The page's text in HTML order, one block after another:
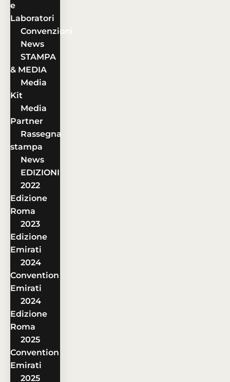
e
Laboratori
Convenzioni
News
STAMPA
& MEDIA
Media
Kit
Media
Partner
Rassegna
stampa
News
EDIZIONI
2022
Edizione
Roma
2023
Edizione
Emirati
2024
Convention
Emirati
2024
Edizione
Roma
2025
Convention
Emirati
2025